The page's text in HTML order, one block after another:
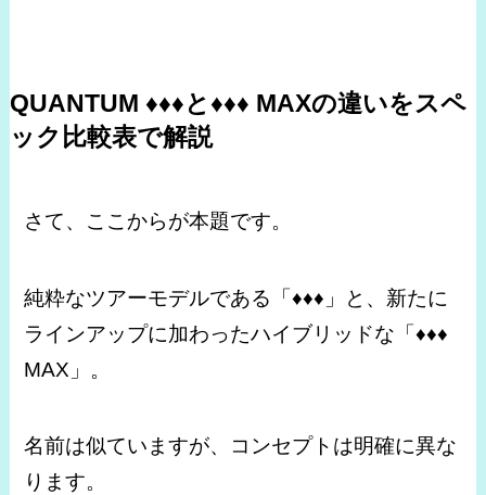
QUANTUM ♦♦♦と♦♦♦ MAXの違いをスペ
ック比較表で解説
さて、ここからが本題です。
純粋なツアーモデルである「♦♦♦」と、新たに
ラインアップに加わったハイブリッドな「♦♦♦
MAX」。
名前は似ていますが、コンセプトは明確に異な
ります。